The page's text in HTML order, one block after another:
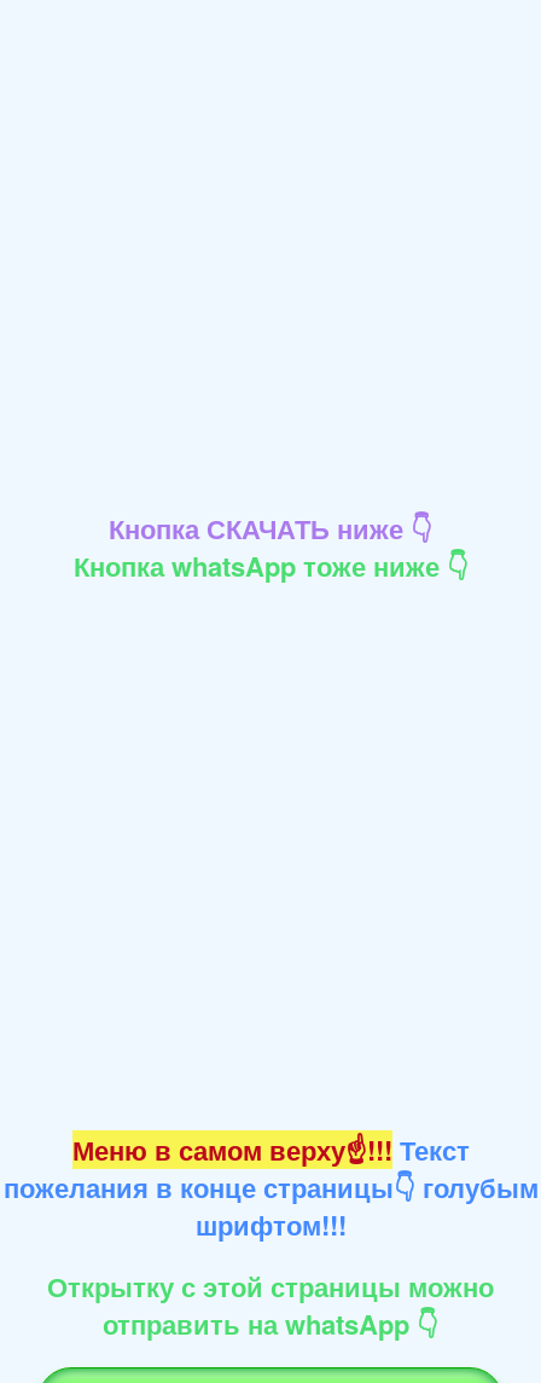
Кнопка СКАЧАТЬ ниже 👇
Кнопка whatsApp тоже ниже 👇
Меню в самом верху☝!!! Текст
пожелания в конце страницы👇 голубым
шрифтом!!!
Открытку с этой страницы можно
отправить на whatsApp 👇